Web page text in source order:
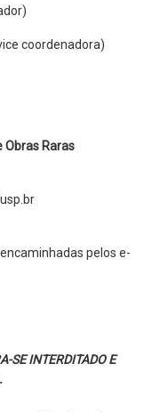
coordenadora)
Obras Raras
pelos e-
SE INTERDITADO E